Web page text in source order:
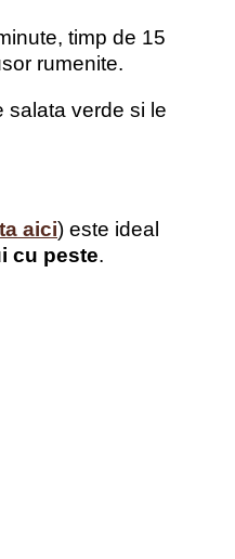
timp de 15
rumenite.
salata verde si le
aici) este ideal
cu peste.